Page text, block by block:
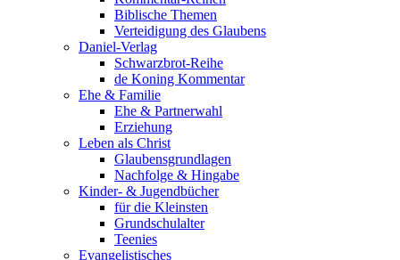
Biblische Themen
Verteidigung des Glaubens
Daniel-Verlag
Schwarzbrot-Reihe
de Koning Kommentar
Ehe & Familie
Ehe & Partnerwahl
Erziehung
Leben als Christ
Glaubensgrundlagen
Nachfolge & Hingabe
Kinder- & Jugendbücher
für die Kleinsten
Grundschulalter
Teenies
Evangelistisches